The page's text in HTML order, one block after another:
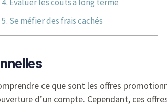
5. Se méfier des frais cachés
ce que sont les offres
d’un compte. Cependant, ces